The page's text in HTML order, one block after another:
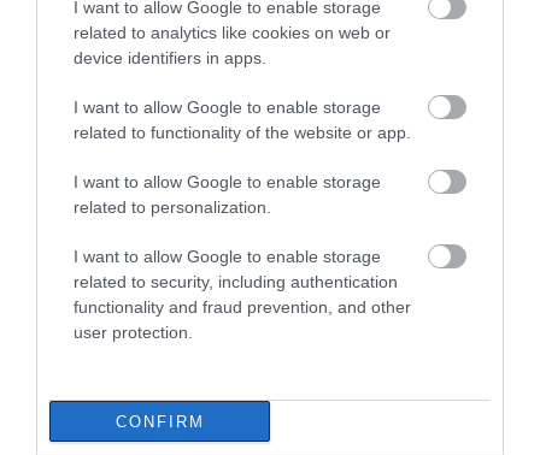
I want to allow Google to enable storage
related to analytics like cookies on web or
device identifiers in apps.
I want to allow Google to enable storage
related to functionality of the website or app.
I want to allow Google to enable storage
related to personalization.
I want to allow Google to enable storage
related to security, including authentication
functionality and fraud prevention, and other
user protection.
CONFIRM